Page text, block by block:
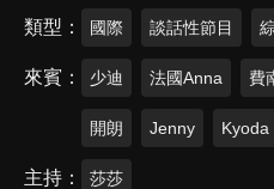
類型 國際 談話性節目
來賓 少迪 法國Anna 費
開朗 Jenny Kyoda
主持 莎莎